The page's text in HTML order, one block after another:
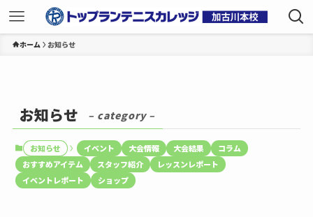
ホーム お知らせ
お知らせ – category –
お知らせ イベント 大会情報 大会結果
コラム
おすすめアイテム
スタッフ紹介
レッスンレポート
イベントレポート
ショップ